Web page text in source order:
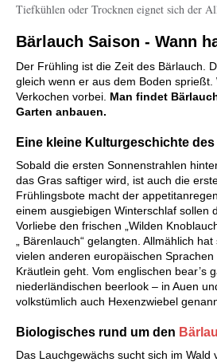
Tiefkühlen oder Trocknen eignet sich der
Bärlauch Saison - Wann
Der Frühling ist die Zeit des Bärlauch.
gleich wenn er aus dem Boden
Verkochen vorbei. Man findet
Garten anbauen.
Eine kleine Kulturgeschichte
Sobald die ersten Sonnenstrahlen
das Gras saftiger wird, ist auch die
Frühlingsbote macht der
einem ausgiebigen Winterschlaf sollen
Vorliebe den frischen „Wilden
„ Bärenlauch“ gelangten. Allmählich
vielen anderen europäischen
Kräutlein geht. Vom englischen bear’s
niederländischen beerlook – in Auen
volkstümlich auch Hexenzwiebel
Biologisches rund um den
Das Lauchgewächs sucht sich im